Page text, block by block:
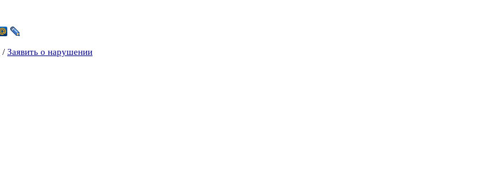
/ Заявить о нарушении